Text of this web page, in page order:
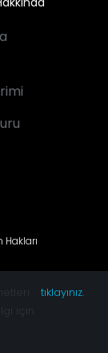
için
tıklayınız.